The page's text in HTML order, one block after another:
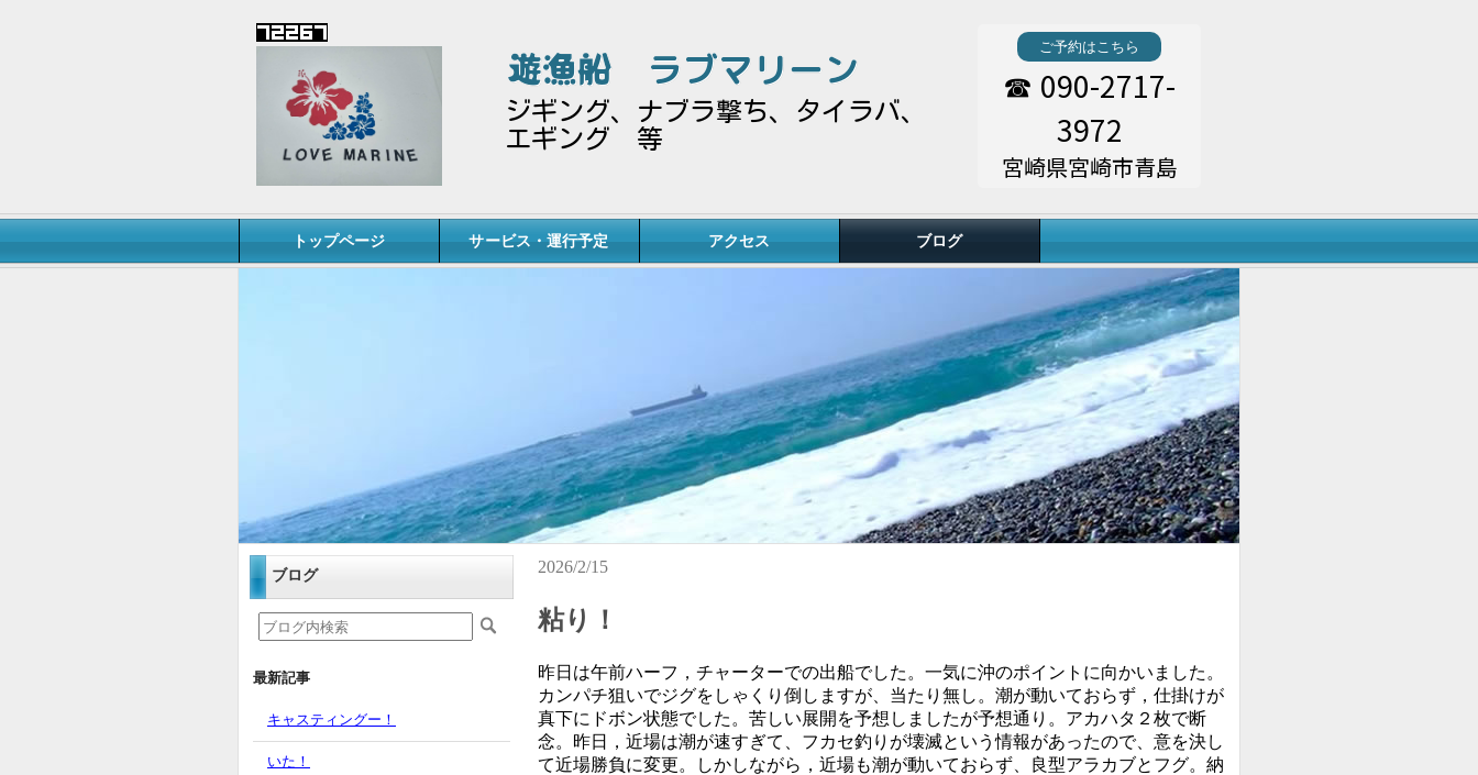
遊漁船 ラブマリーン
ジギング、ナブラ撃ち、タイラバ、
エギング 等
ご予約はこちら
☎ 090-2717-
3972
宮崎県宮崎市青島
トップページ サービス・運行予定 アクセス ブログ
ブログ
最新記事
キャスティングー！
いた！
2026/2/15
粘り！
昨日は午前ハーフ，チャーターでの出船でした。一気に沖のポイントに向かいました。
カンパチ狙いでジグをしゃくり倒しますが、当たり無し。潮が動いておらず，仕掛けが
真下にドボン状態でした。苦しい展開を予想しましたが予想通り。アカハタ２枚で断
念。昨日，近場は潮が速すぎて、フカセ釣りが壊滅という情報があったので、意を決し
て近場勝負に変更。しかしながら，近場も潮が動いておらず、良型アラカブとフグ。納